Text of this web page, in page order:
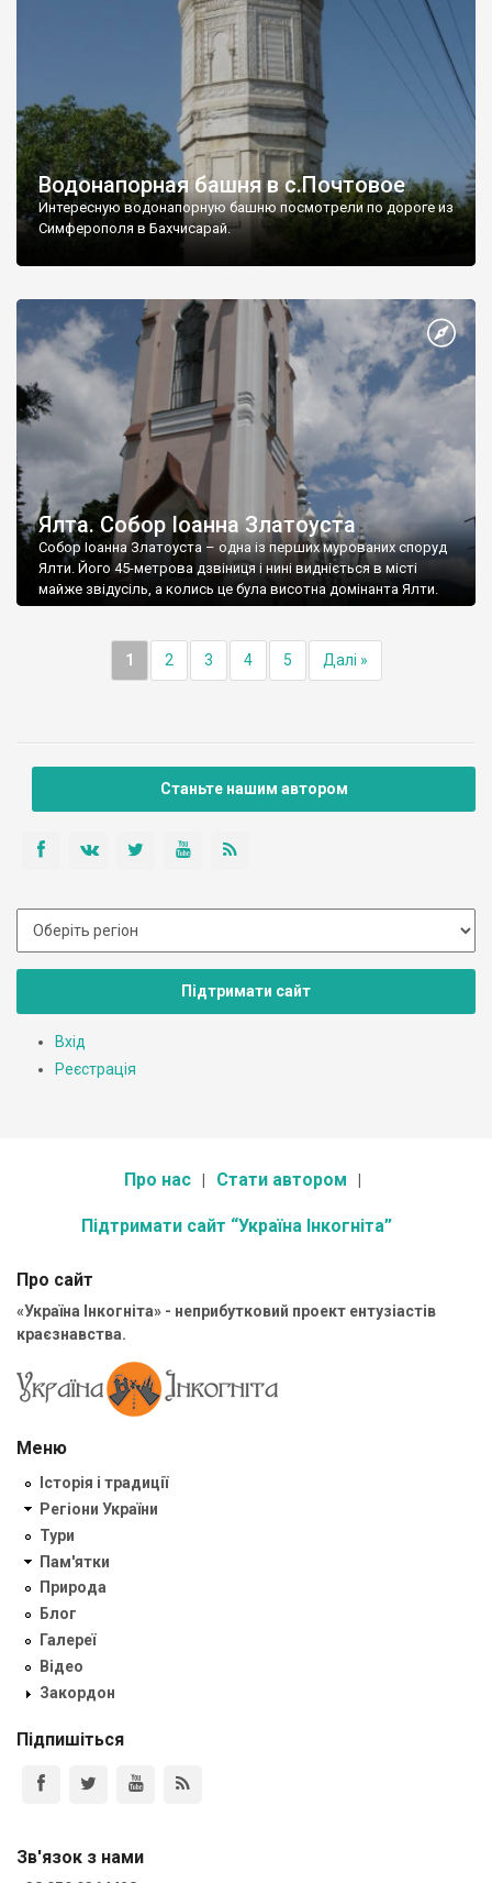
Водонапорная башня в с.Почтовое
Интересную водонапорную башню посмотрели по дороге из
Симферополя в Бахчисарай.
Ялта. Собор Іоанна Златоуста
Собор Іоанна Златоуста – одна із перших мурованих споруд
Ялти. Його 45-метрова дзвіниця і нині видніється в місті
майже звідусіль, а колись це була висотна домінанта Ялти.
1 2 3 4 5 Далі »
Станьте нашим автором
Підтримати сайт
Вхід
Реєстрація
Про нас Стати автором
Підтримати сайт “Україна Інкогніта”
Про сайт
«Україна Інкогніта» - неприбутковий проект ентузіастів
краєзнавства.
Меню
Історія і традиції
Регіони України
Тури
Пам'ятки
Природа
Блог
Галереї
Відео
Закордон
Підпишіться
Зв'язок з нами